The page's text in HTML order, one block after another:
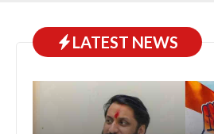
LATEST NEWS